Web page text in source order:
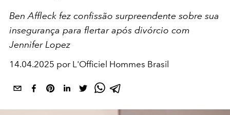
Ben Affleck fez confissão surpreendente sobre sua
insegurança para flertar após divórcio com
Jennifer Lopez
14.04.2025 por L'Officiel Hommes Brasil